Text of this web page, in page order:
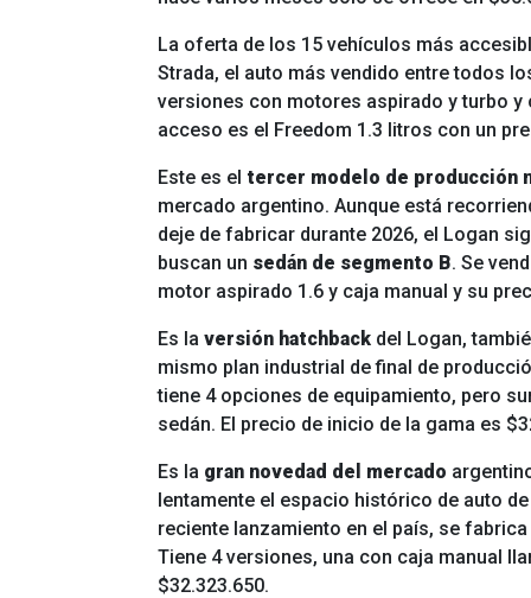
La oferta de los 15 vehículos más
Strada, el auto más vendido entre todos
versiones con motores aspirado y turbo y
acceso es el Freedom 1.3 litros con un
Este es el tercer modelo de producción
mercado argentino. Aunque está
deje de fabricar durante 2026, el Logan
buscan un sedán de segmento B. Se
motor aspirado 1.6 y caja manual y su
Es la versión hatchback del Logan,
mismo plan industrial de final de
tiene 4 opciones de equipamiento, pero
sedán. El precio de inicio de la gama es
Es la gran novedad del mercado
lentamente el espacio histórico de auto
reciente lanzamiento en el país, se
Tiene 4 versiones, una con caja manual
$32.323.650.